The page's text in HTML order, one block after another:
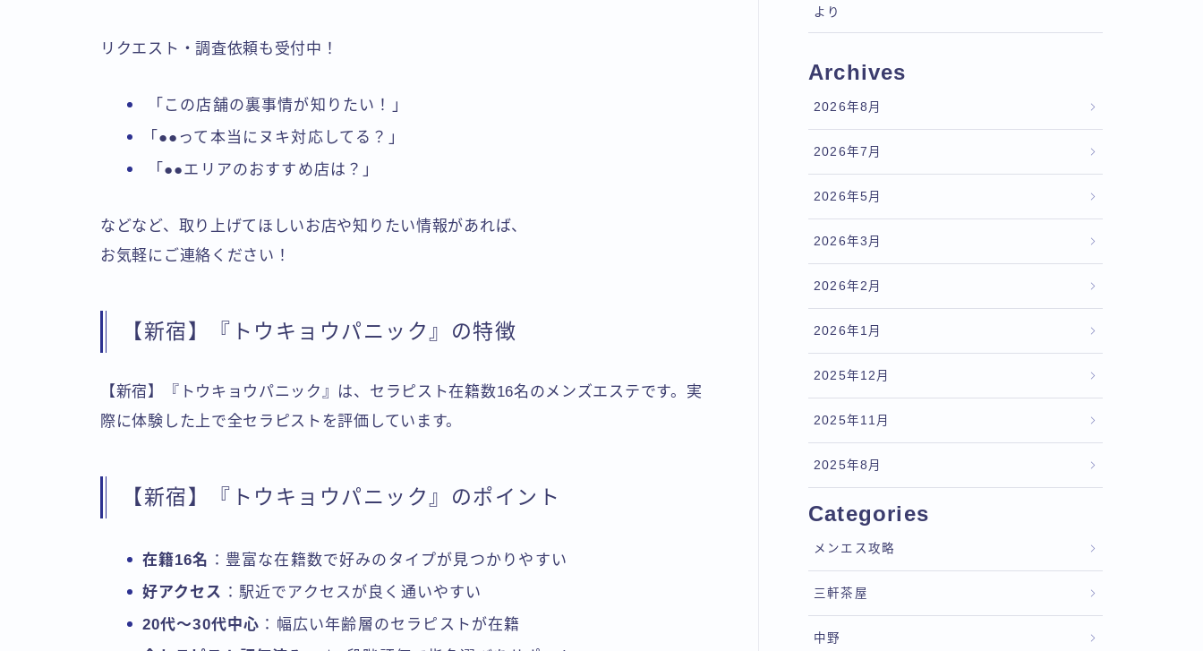
リクエスト・調査依頼も受付中！
「この店舗の裏事情が知りたい！」
「●●って本当にヌキ対応してる？」
「●●エリアのおすすめ店は？」
などなど、取り上げてほしいお店や知りたい情報があれば、
お気軽にご連絡ください！
【新宿】『トウキョウパニック』の特徴
【新宿】『トウキョウパニック』は、セラピスト在籍数16名のメンズエステです。実
際に体験した上で全セラピストを評価しています。
【新宿】『トウキョウパニック』のポイント
在籍16名 ：豊富な在籍数で好みのタイプが見つかりやすい
好アクセス ：駅近でアクセスが良く通いやすい
20代〜30代中心 ：幅広い年齢層のセラピストが在籍
より
Archives
2026年8月
2026年7月
2026年5月
2026年3月
2026年2月
2026年1月
2025年12月
2025年11月
2025年8月
Categories
メンエス攻略
三軒茶屋
中野